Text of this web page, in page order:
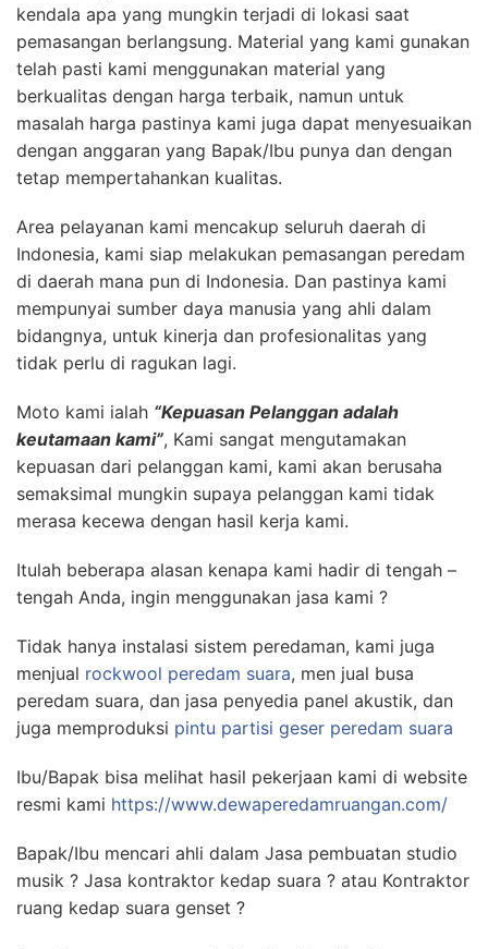
kendala apa yang mungkin terjadi di lokasi saat
pemasangan berlangsung. Material yang kami gunakan
telah pasti kami menggunakan material yang
berkualitas dengan harga terbaik, namun untuk
masalah harga pastinya kami juga dapat menyesuaikan
dengan anggaran yang Bapak/Ibu punya dan dengan
tetap mempertahankan kualitas.
Area pelayanan kami mencakup seluruh daerah di
Indonesia, kami siap melakukan pemasangan peredam
di daerah mana pun di Indonesia. Dan pastinya kami
mempunyai sumber daya manusia yang ahli dalam
bidangnya, untuk kinerja dan profesionalitas yang
tidak perlu di ragukan lagi.
Moto kami ialah “Kepuasan Pelanggan adalah
keutamaan kami”, Kami sangat mengutamakan
kepuasan dari pelanggan kami, kami akan berusaha
semaksimal mungkin supaya pelanggan kami tidak
merasa kecewa dengan hasil kerja kami.
Itulah beberapa alasan kenapa kami hadir di tengah –
tengah Anda, ingin menggunakan jasa kami ?
Tidak hanya instalasi sistem peredaman, kami juga
menjual rockwool peredam suara, men jual busa
peredam suara, dan jasa penyedia panel akustik, dan
juga memproduksi pintu partisi geser peredam suara
Ibu/Bapak bisa melihat hasil pekerjaan kami di website
resmi kami https://www.dewaperedamruangan.com/
Bapak/Ibu mencari ahli dalam Jasa pembuatan studio
musik ? Jasa kontraktor kedap suara ? atau Kontraktor
ruang kedap suara genset ?